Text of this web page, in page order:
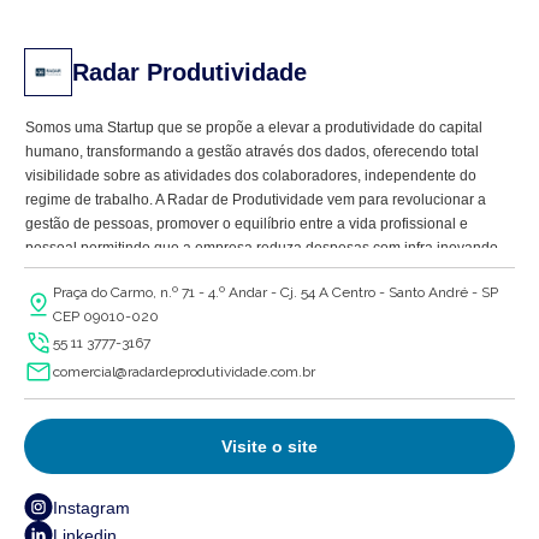
Radar Produtividade
Somos uma Startup que se propõe a elevar a produtividade do capital
humano, transformando a gestão através dos dados, oferecendo total
visibilidade sobre as atividades dos colaboradores, independente do
regime de trabalho. A Radar de Produtividade vem para revolucionar a
gestão de pessoas, promover o equilíbrio entre a vida profissional e
pessoal permitindo que a empresa reduza despesas com infra inovando
o seu modelo híbrido.
Praça do Carmo, n.º 71 - 4.º Andar - Cj. 54 A Centro - Santo André - SP
CEP 09010-020
55 11 3777-3167
comercial@radardeprodutividade.com.br
Visite o site
Instagram
Linkedin